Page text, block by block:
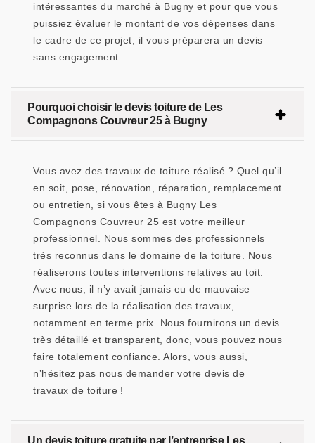
intéressantes du marché à Bugny et pour que vous
puissiez évaluer le montant de vos dépenses dans
le cadre de ce projet, il vous préparera un devis
sans engagement.
Pourquoi choisir le devis toiture de Les
Compagnons Couvreur 25 à Bugny
Vous avez des travaux de toiture réalisé ? Quel qu’il
en soit, pose, rénovation, réparation, remplacement
ou entretien, si vous êtes à Bugny Les
Compagnons Couvreur 25 est votre meilleur
professionnel. Nous sommes des professionnels
très reconnus dans le domaine de la toiture. Nous
réaliserons toutes interventions relatives au toit.
Avec nous, il n’y avait jamais eu de mauvaise
surprise lors de la réalisation des travaux,
notamment en terme prix. Nous fournirons un devis
très détaillé et transparent, donc, vous pouvez nous
faire totalement confiance. Alors, vous aussi,
n’hésitez pas nous demander votre devis de
travaux de toiture !